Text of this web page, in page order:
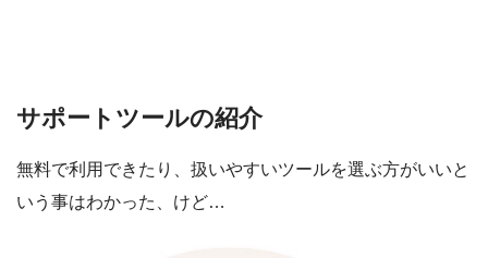
サポートツールの紹介
無料で利用できたり、扱いやすいツールを選ぶ方がいいと
いう事はわかった、けど…